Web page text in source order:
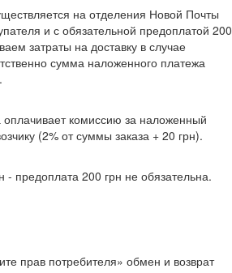
на отделения Новой Почты
и с обязательной предоплатой 200
затраты на доставку в случае
сумма наложенного платежа
оплачивает комиссию за наложенный
(2% от суммы заказа + 20 грн).
предоплата 200 грн не обязательна.
прав потребителя» обмен и возврат